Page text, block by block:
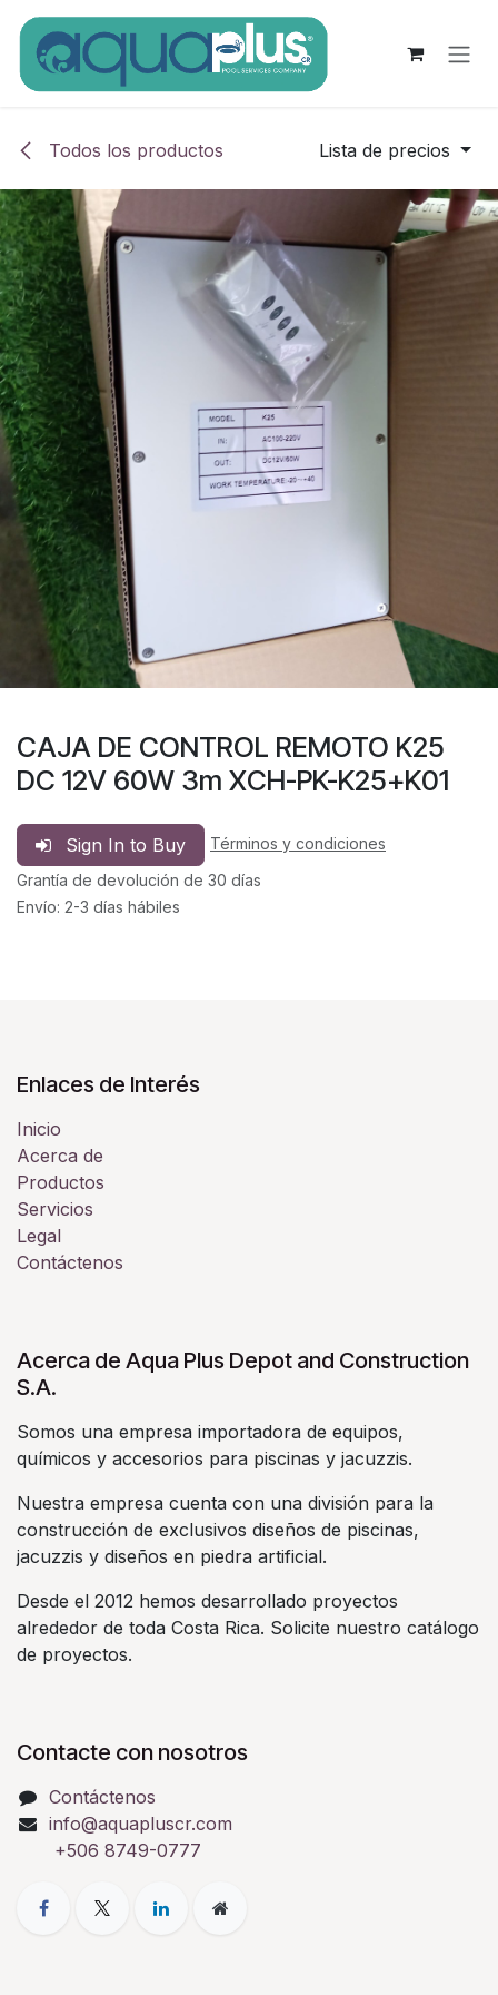
Ir al contenido
Todos los productos Lista de precios
CAJA DE CONTROL REMOTO K25
DC 12V 60W 3m XCH-PK-K25+K01
Sign In to Buy
Términos y condiciones
Grantía de devolución de 30 días
Envío: 2-3 días hábiles
Enlaces de Interés
Inicio
Acerca de
Productos
Servicios
Legal
Contáctenos
Acerca de Aqua Plus Depot and Construction
S.A.
Somos una empresa importadora de equipos,
químicos y accesorios para piscinas y jacuzzis.
Nuestra empresa cuenta con una división para la
construcción de exclusivos diseños de piscinas,
jacuzzis y diseños en piedra artificial.
Desde el 2012 hemos desarrollado proyectos
alrededor de toda Costa Rica. Solicite nuestro catálogo
de proyectos.
Contacte con nosotros
Contáctenos
info@aquapluscr.com
+506 8749-0777